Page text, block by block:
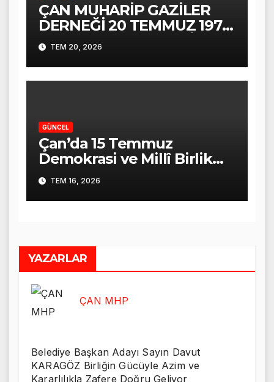
ÇAN MUHARİP GAZİLER
DERNEĞİ 20 TEMMUZ 1974
KIBRIS BARIŞ HAREKÂTI
ALİ COŞKUN KONUŞMASI
TEM 20, 2026
GÜNCEL
Çan’da 15 Temmuz
Demokrasi ve Millî Birlik
Günü Coşkuyla Anıldı
TEM 16, 2026
YAZARLAR
ÇAN MHP
Belediye Başkan Adayı Sayın Davut
KARAGÖZ Birliğin Gücüyle Azim ve
Kararlılıkla Zafere Doğru Geliyor